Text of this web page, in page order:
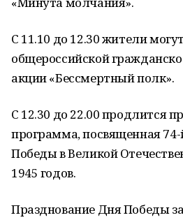
С 11.10 до 12.30 жители
общероссийской
акции «Бессмертный полк».
С 12.30 до 22.00 продлится
программа, посвященная
Победы в Великой
1945 годов.
Празднование Дня Победы